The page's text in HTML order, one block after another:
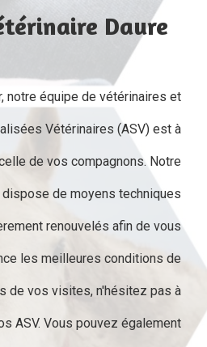
Daure
notre équipe de vétérinaires et
Vétérinaires (ASV) est à
de vos compagnons. Notre
de moyens techniques
renouvelés afin de vous
les meilleures conditions de
de vos visites, n'hésitez pas à
ASV. Vous pouvez également